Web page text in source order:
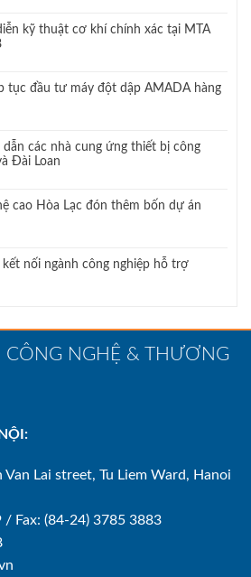
kỹ thuật cơ khí chính xác tại MTA
tục đầu tư máy đột dập AMADA hàng
dẫn các nhà cung ứng thiết bị công
Đài Loan
cao Hòa Lạc đón thêm bốn dự án
kết nối ngành công nghiệp hỗ trợ
CÔNG NGHỆ & THƯƠNG
Van Lai street, Tu Liem Ward, Hanoi
/ Fax: (84-24) 3785 3883